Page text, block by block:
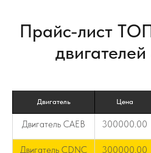
Прайс-лист
Двигатель Цена
Двигатель CAEB 300000.00
Двигатель CDNC 300000.00